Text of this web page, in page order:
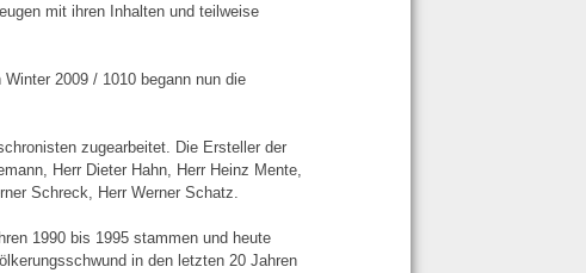
mit ihren Inhalten und teilweise
2009 / 1010 begann nun die
zugearbeitet. Die Ersteller der
Herr Dieter Hahn, Herr Heinz Mente,
Schreck, Herr Werner Schatz.
1990 bis 1995 stammen und heute
in den letzten 20 Jahren